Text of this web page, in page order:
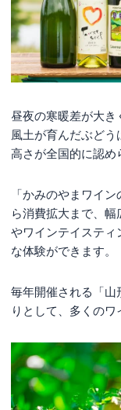
昼夜の寒暖差が大
風土が育んだぶど
高さが全国的に認め
「かみのやまワイ
ら消費拡大まで、
やワインテイスティ
な体験ができます。
毎年開催される「山
りとして、多くのワ